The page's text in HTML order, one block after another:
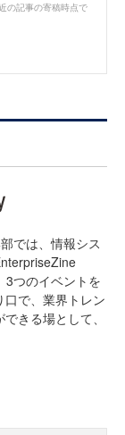
の記事の寄稿時点で
では、情報シス
3つのイベントを
で、業界トレン
きる場として、